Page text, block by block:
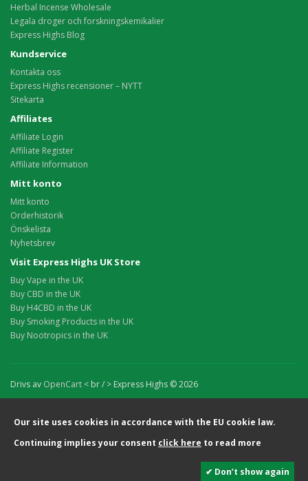
Herbal Incense Wholesale
Legala droger och forskningskemikalier
Express Highs Blog
Kundservice
Kontakta oss
Express Highs recensioner – NYTT
Sitekarta
Affiliates
Affiliate Login
Affiliate Register
Affiliate Information
Mitt konto
Mitt konto
Orderhistorik
Önskelista
Nyhetsbrev
Visit Express Highs UK Store
Buy Vape in the UK
Buy CBD in the UK
Buy H4CBD in the UK
Buy Smoking Products in the UK
Buy Nootropics in the UK
Drivs av OpenCart < br / > Express Highs © 2026
Our site uses cookies in accordance with the EU cookie law.
Continuing implies your consent click here to read more
✔ Don’t show again